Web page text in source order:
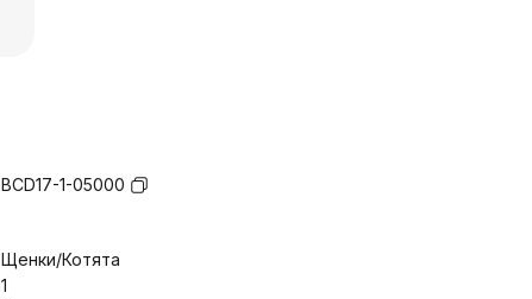
BCD17-1-05000
Щенки/Котята
1